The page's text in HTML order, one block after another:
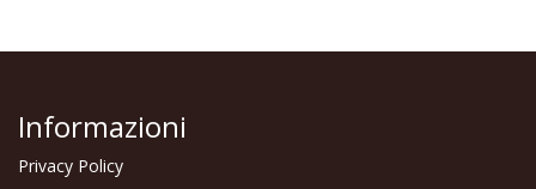
Informazioni
Privacy Policy